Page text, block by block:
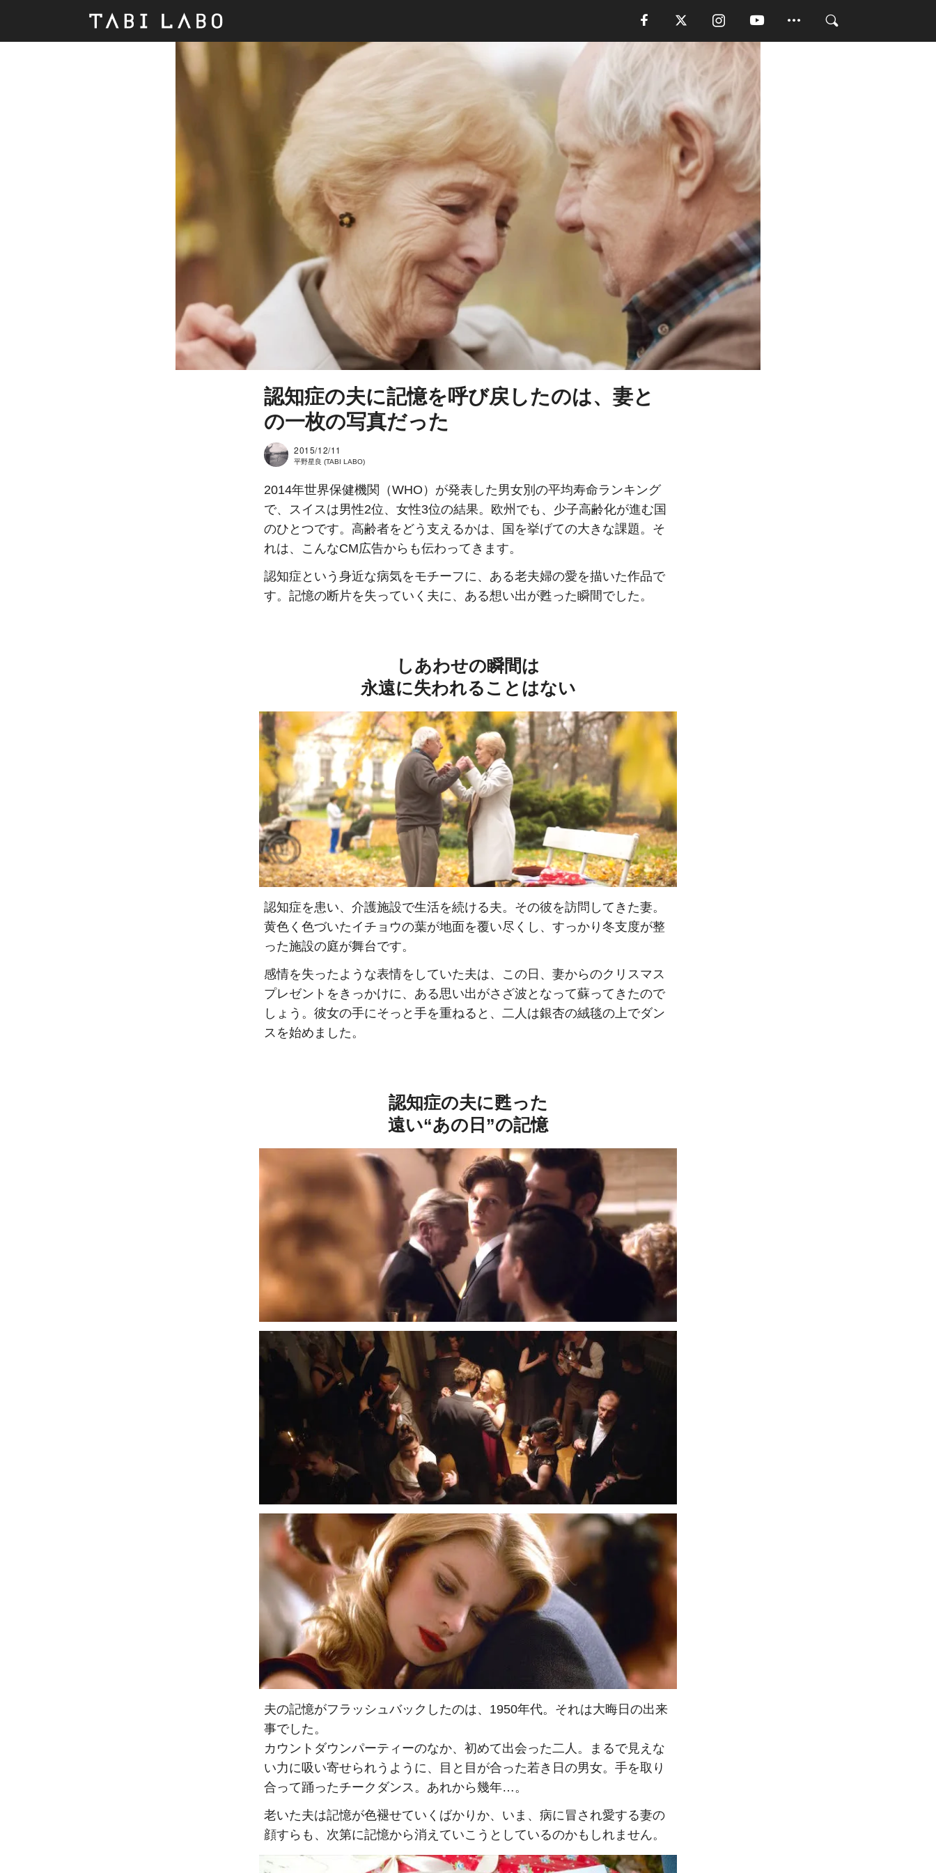
認知症の夫に記憶を呼び戻したのは、妻と
の一枚の写真だった
2015/12/11
平野星良 (TABI LABO)
2014年世界保健機関（WHO）が発表した男女別の平均寿命ランキング
で、スイスは男性2位、女性3位の結果。欧州でも、少子高齢化が進む国
のひとつです。高齢者をどう支えるかは、国を挙げての大きな課題。そ
れは、こんなCM広告からも伝わってきます。
認知症という身近な病気をモチーフに、ある老夫婦の愛を描いた作品で
す。記憶の断片を失っていく夫に、ある想い出が甦った瞬間でした。
しあわせの瞬間は
永遠に失われることはない
認知症を患い、介護施設で生活を続ける夫。その彼を訪問してきた妻。
黄色く色づいたイチョウの葉が地面を覆い尽くし、すっかり冬支度が整
った施設の庭が舞台です。
感情を失ったような表情をしていた夫は、この日、妻からのクリスマス
プレゼントをきっかけに、ある思い出がさざ波となって蘇ってきたので
しょう。彼女の手にそっと手を重ねると、二人は銀杏の絨毯の上でダン
スを始めました。
認知症の夫に甦った
遠い“あの日”の記憶
夫の記憶がフラッシュバックしたのは、1950年代。それは大晦日の出来
事でした。
カウントダウンパーティーのなか、初めて出会った二人。まるで見えな
い力に吸い寄せられうように、目と目が合った若き日の男女。手を取り
合って踊ったチークダンス。あれから幾年…。
老いた夫は記憶が色褪せていくばかりか、いま、病に冒され愛する妻の
顔すらも、次第に記憶から消えていこうとしているのかもしれません。